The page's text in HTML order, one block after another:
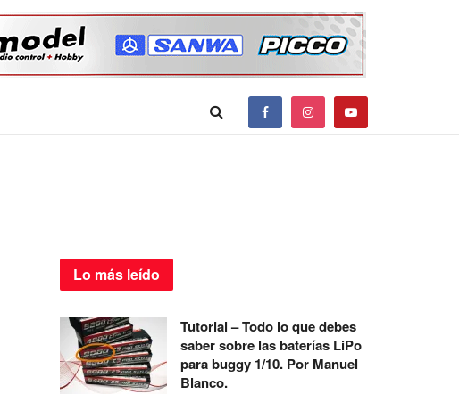
Lo más leído
Tutorial – Todo lo que debes
saber sobre las baterías LiPo
para buggy 1/10. Por Manuel
Blanco.